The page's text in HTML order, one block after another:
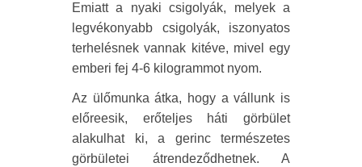
Emiatt a nyaki csigolyák, melyek a
legvékonyabb csigolyák, iszonyatos
terhelésnek vannak kitéve, mivel egy
emberi fej 4-6 kilogrammot nyom.
Az ülőmunka átka, hogy a vállunk is
előreesik, erőteljes háti görbület
alakulhat ki, a gerinc természetes
görbületei átrendeződhetnek. A